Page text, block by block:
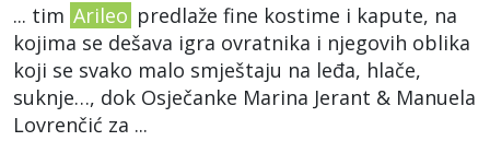
... tim Arileo predlaže fine kostime i kapute, na
kojima se dešava igra ovratnika i njegovih oblika
koji se svako malo smještaju na leđa, hlače,
suknje…, dok Osječanke Marina Jerant & Manuela
Lovrenčić za ...